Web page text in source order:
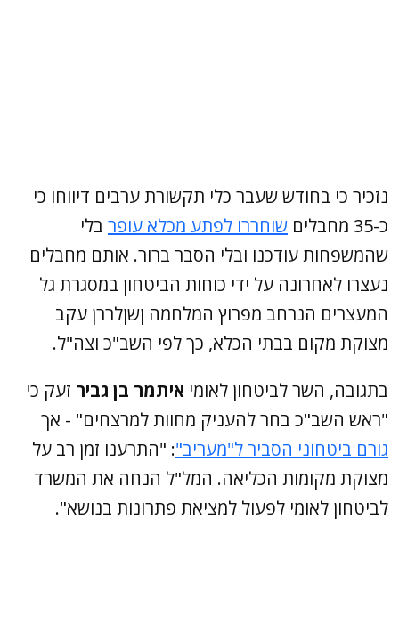
נזכיר כי בחודש שעבר כלי תקשורת ערבים דיווחו כי
כ-35 מחבלים
שוחררו לפתע מכלא עופר בלי
שהמשפחות עודכנו ובלי הסבר ברור. אותם מחבלים
נעצרו לאחרונה על ידי כוחות הביטחון במסגרת גל
המעצרים הנרחב מפרוץ המלחמה ןשןלררן עקב
מצוקת מקום בבתי הכלא, כך לפי השב"כ וצה"ל.
בתגובה, השר לביטחון לאומי איתמר בן גביר זעק כי
"ראש השב"כ בחר להעניק מחוות למרצחים" - אך
גורם ביטחוני הסביר ל"מעריב": "התרענו זמן רב על
מצוקת מקומות הכליאה. המל"ל הנחה את המשרד
לביטחון לאומי לפעול למציאת פתרונות בנושא".